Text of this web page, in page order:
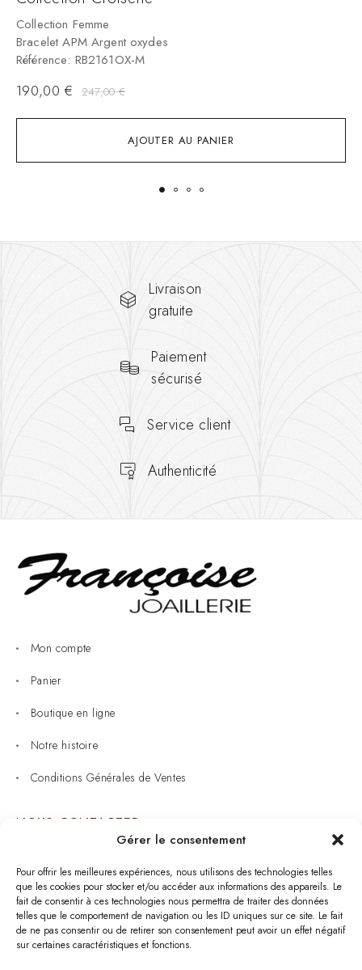
Gérer le consentement
Pour offrir les meilleures expériences, nous utilisons des technologies telles
que les cookies pour stocker et/ou accéder aux informations des appareils. Le
fait de consentir à ces technologies nous permettra de traiter des données
telles que le comportement de navigation ou les ID uniques sur ce site. Le fait
de ne pas consentir ou de retirer son consentement peut avoir un effet négatif
sur certaines caractéristiques et fonctions.
AJOUTER AU PANIER
Collection Femme
Bracelet APM Argent oxydes
Référence: RB2161OX-M
247,00€
190,00 €
Livraison
gratuite
Paiement
sécurisé
Service client
Authenticité
Mon compte
Panier
Boutique en ligne
Notre histoire
Conditions Générales de Ventes
NOUS CONTACTER
Bijouterie : 05 53 53 64 11
Mardi au Samedi: 09:00 - 19:00
bijouterie.lavergne@orange.fr